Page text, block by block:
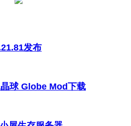
发布
球 Globe Mod下载